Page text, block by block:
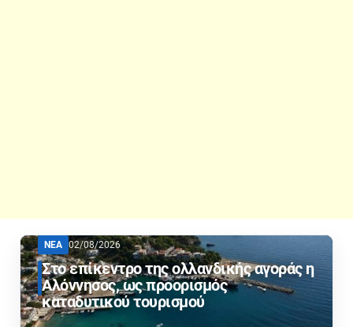
ΝΕΑ 02/08/2026
Στο επίκεντρο της ολλανδικής αγοράς η
Αλόννησος, ως προορισμός
καταδυτικού τουρισμού